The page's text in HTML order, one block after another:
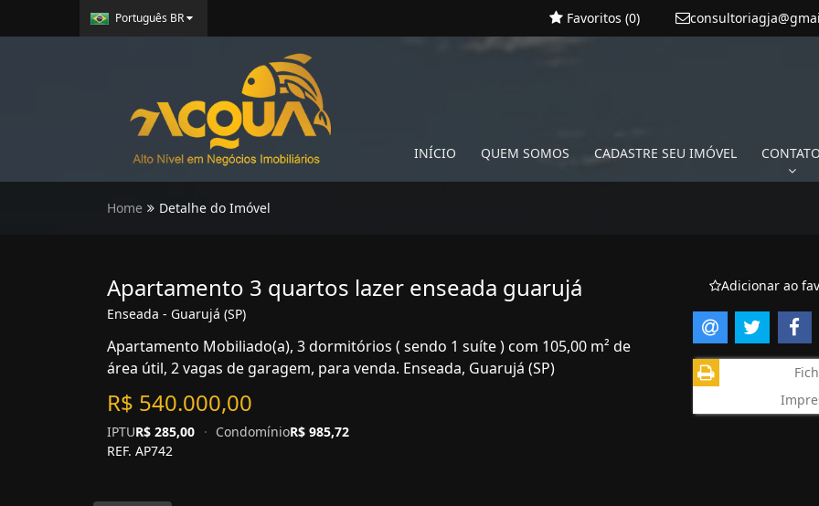
Português BR Favoritos (0)
INÍCIO QUEM SOMOS CADASTRE SEU IMÓVEL CONTATO
Home Detalhe do Imóvel
Apartamento 3 quartos lazer enseada guarujá
Enseada - Guarujá (SP)
Apartamento Mobiliado(a), 3 dormitórios ( sendo 1 suíte ) com 105,00 m² de
área útil, 2 vagas de garagem, para venda. Enseada, Guarujá (SP)
R$ 540.000,00
IPTUR$ 285,00 · CondomínioR$ 985,72
REF. AP742
Adicionar ao